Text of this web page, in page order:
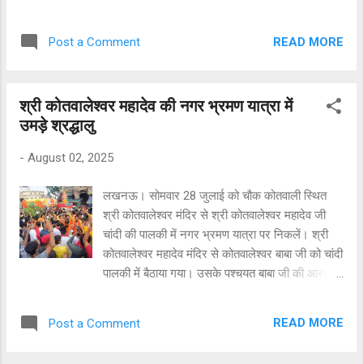
योग और गुरु शुक्र की युति से गजलक्ष्मी राजयोग का
महादेव मंदिर में शिवलिंग पर गंगाजल, दूध, घी, दही, चीनी,
करते है तो इससे कई तरह के लाभ भी आपको मिलते हैं।
महंत ने बताया शिवलिंग पर जल चढ़ाते समय मंत्र ऊं नम:
शिवाय का जप भक्तों ने किया। हिंदू धर्म में इस मंत्र का
विशेष महत्व है, और माना जाता है कि इसमें भगवान शिव की
कृपा प्राप्त करने की शक्ति है। ऊं नम: शिवाय मंत्र पाँच
अक्षरों से बना है। महंत विशाल गौंड ने बताया कि...
Post a Comment READ MORE
श्री कोतवालेश्वर महादेव की नगर भ्रमण यात्रा में
उमड़े श्रद्धालु
- August 02, 2025
लखनऊ। सोमवार 28 जुलाई को चौक कोतवाली स्थित
श्री कोतवालेश्वर मंदिर से श्री कोतवालेश्वर महादेव जी
चांदी की पालकी में नगर भ्रमण यात्रा पर निकलें। श्री
कोतवालेश्वर महादेव मंदिर से कोतवालेश्वर बाबा जी को चांदी
पालकी में बैठाया गया। उसके पश्चयत बाबा जी की आरती व
नगर भ्रमण यात्रा श्री कोतवालेश्वर महादेव मंदिर से
Post a Comment READ MORE